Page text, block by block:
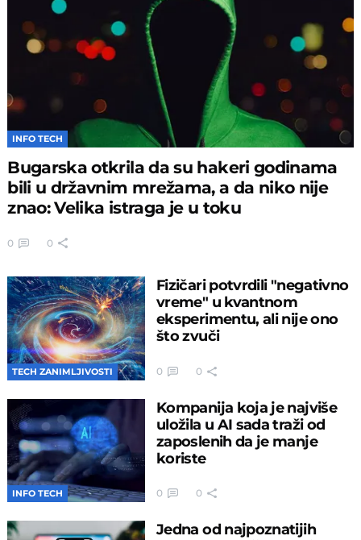
INFO TECH
Bugarska otkrila da su hakeri godinama
bili u državnim mrežama, a da niko nije
znao: Velika istraga je u toku
0 0
TECH ZANIMLJIVOSTI
Fizičari potvrdili "negativno
vreme" u kvantnom
eksperimentu, ali nije ono
što zvuči
0 0
INFO TECH
Kompanija koja je najviše
uložila u AI sada traži od
zaposlenih da je manje
koriste
0 0
Jedna od najpoznatijih